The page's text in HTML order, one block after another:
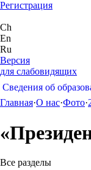
Регистрация
Ch
En
Ru
Версия
для слабовидящих
Сведения об
Главная·О нас·Фото·
Все разделы